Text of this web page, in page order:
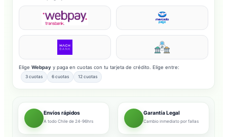
Elige Webpay y paga en cuotas con tu tarjeta de crédito. Elige entre:
3 cuotas 6 cuotas 12 cuotas
Envíos rápidos
A todo Chile de 24-96hrs
Garantía Legal
Cambio inmediato por fallas